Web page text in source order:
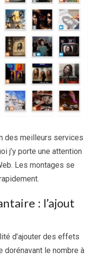
des meilleurs services
j’y porte une attention
Les montages se
: l’ajout
d’ajouter des effets
dorénavant le nombre à